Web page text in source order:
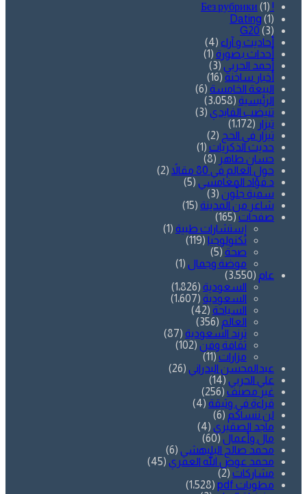
! Без рубрики
(1)
Dating (1)
G20 (3)
أحاديث و آراء (4)
أحداث بصورة (1)
أحمد الحربي (3)
أخبار ساخنة (16)
البيعة الخامسة (6)
الرئيسية (3٬058)
تنيضب الفايدي (3)
تيزار (1٬172)
تيزار في الحج (2)
حديث الذكريات (1)
حسان طاهر (8)
حول العالم في 80 مقالاً
(2)
د.فؤاد المغامسي (5)
سمية جلّون (3)
شاعر من المدينة (15)
صفحات (165)
إستشارات طبية (1)
تكنولوجيا (119)
صحة (5)
موضة وجمال (1)
عام (3٬550)
السعودية (1٬826)
السعودية (1٬607)
السياحة (42)
العالم (356)
ترند السعودية (87)
ثقافة وفن (102)
مزارات (11)
عبدالمحسن البدراني (26)
علي الحربي (14)
غير مصنف (256)
قراءة في وثيقة (4)
لن ننساكم (6)
ماجد الصقيري (4)
مال وأعمال (60)
محمد صالح البليهشي (6)
محمد عوض الله العمري (45)
مشاركات (2)
مطويات pdf
(1٬528)